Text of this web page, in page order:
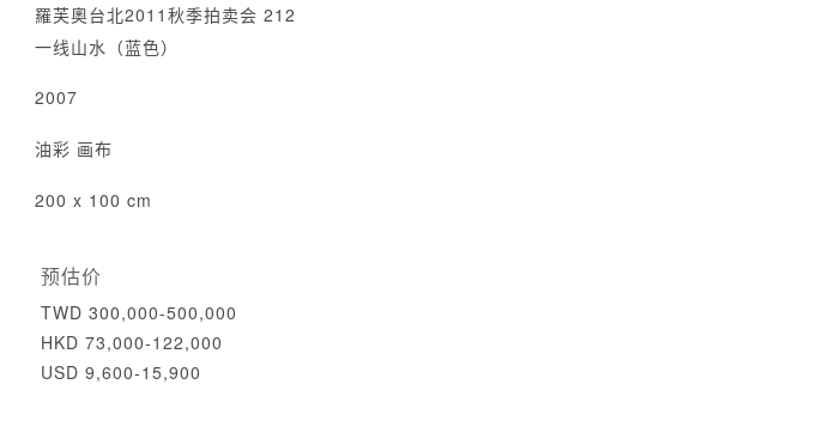
羅芙奧台北2011秋季拍卖会 212
一线山水（蓝色）
2007
油彩 画布
200 x 100 cm
预估价
TWD 300,000-500,000
HKD 73,000-122,000
USD 9,600-15,900